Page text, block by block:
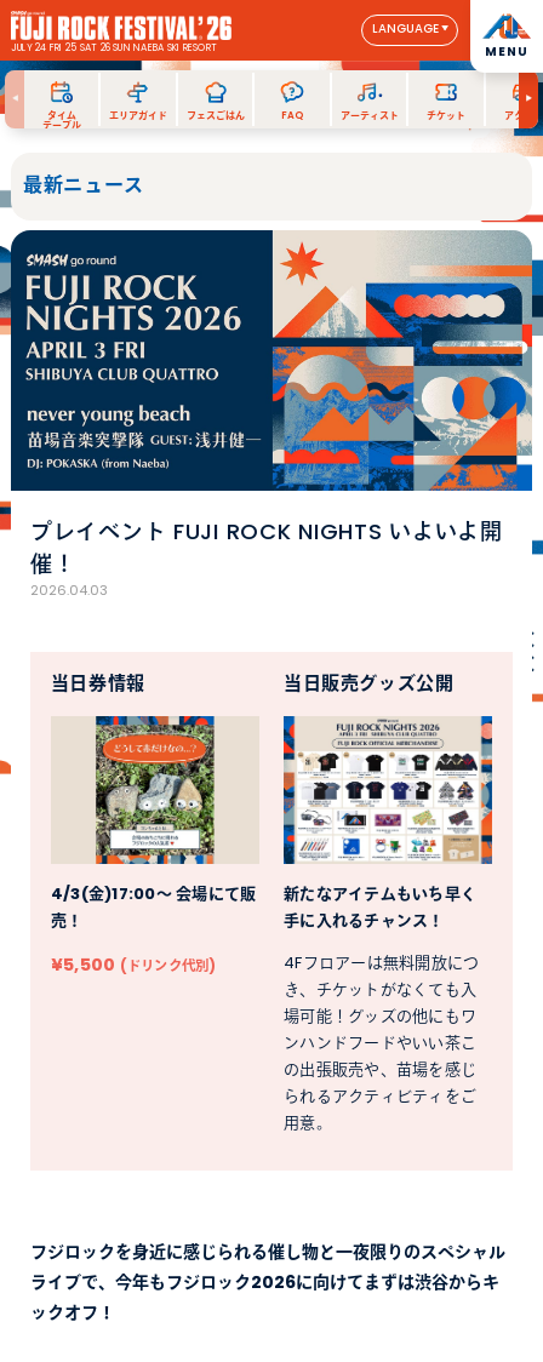
JULY 24 FRI 25 SAT 26 SUNNAEBA SKI RESORT
LANGUAGE
MENU
タイム
テーブル
エリアガイド フェスごはん FAQ アーティスト チケット アクセス
最新ニュース
プレイベント FUJI ROCK NIGHTS いよいよ開
催！
2026.04.03
当日券情報
4/3(金)17:00〜 会場にて販
売！
¥5,500 (ドリンク代別)
当日販売グッズ公開
新たなアイテムもいち早く
手に入れるチャンス！
4Fフロアーは無料開放につ
き、チケットがなくても入
場可能！グッズの他にもワ
ンハンドフードやいい茶こ
の出張販売や、苗場を感じ
られるアクティビティをご
用意。
フジロックを身近に感じられる催し物と一夜限りのスペシャル
ライブで、今年もフジロック2026に向けてまずは渋谷からキ
ックオフ！